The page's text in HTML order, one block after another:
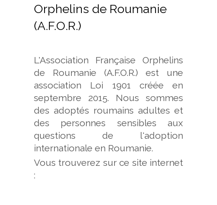
Orphelins de Roumanie
(A.F.O.R.)
L'Association Française Orphelins
de Roumanie (A.F.O.R.) est une
association Loi 1901 créée en
septembre 2015. Nous sommes
des adoptés roumains adultes et
des personnes sensibles aux
questions de l'adoption
internationale en Roumanie.
Vous trouverez sur ce site internet
: